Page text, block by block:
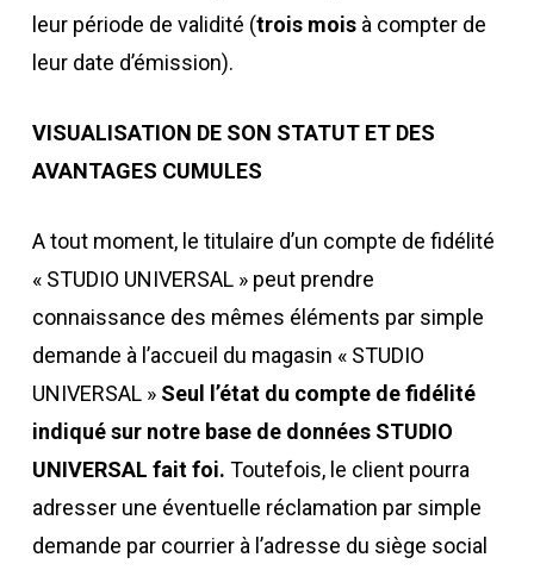
leur période de validité (trois moisà compter de
leur date d’émission).
VISUALISATION DE SON STATUT ET DES
AVANTAGES CUMULES
A tout moment, le titulaire d’un compte de fidélité
« STUDIO UNIVERSAL » peut prendre
connaissance des mêmes éléments par simple
demande à l’accueil du magasin « STUDIO
UNIVERSAL » Seul l’état du compte de fidélité
indiqué sur notre base de données STUDIO
UNIVERSAL fait foi. Toutefois, le client pourra
adresser une éventuelle réclamation par simple
demande par courrier à l’adresse du siège social